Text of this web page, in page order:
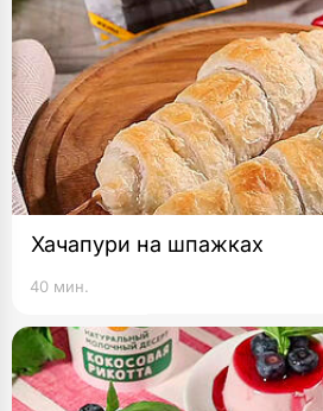
Хачапури на шпажках
40 мин.